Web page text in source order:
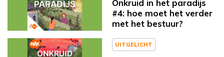
Onkruid in het paradijs
#4: hoe moet het verder
met het bestuur?
UITGELICHT